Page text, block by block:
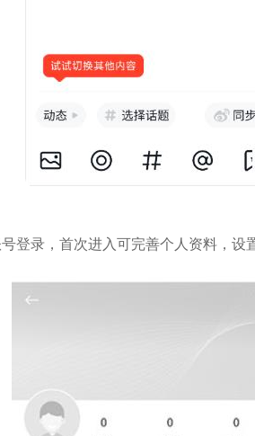
登录，首次进入可完善个人资料，设